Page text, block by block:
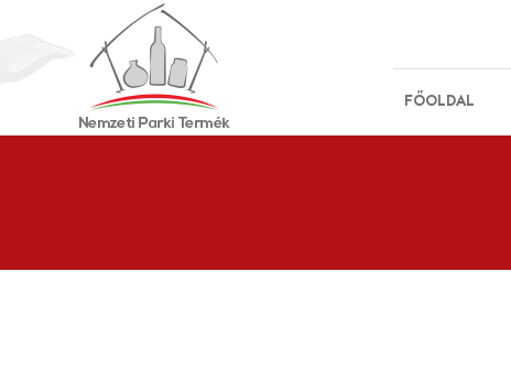
FŐOLDAL